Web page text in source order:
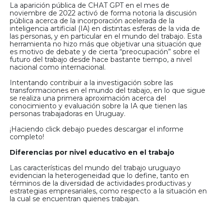
La aparición pública de CHAT GPT en el mes de
noviembre de 2022 activó de forma notoria la discusión
pública acerca de la incorporación acelerada de la
inteligencia artificial (IA) en distintas esferas de la vida de
las personas, y en particular en el mundo del trabajo. Esta
herramienta no hizo más que objetivar una situación que
es motivo de debate y de cierta “preocupación” sobre el
futuro del trabajo desde hace bastante tiempo, a nivel
nacional como internacional.
Intentando contribuir a la investigación sobre las
transformaciones en el mundo del trabajo, en lo que sigue
se realiza una primera aproximación acerca del
conocimiento y evaluación sobre la IA que tienen las
personas trabajadoras en Uruguay.
¡Haciendo click debajo puedes descargar el informe
completo!
Diferencias por nivel educativo en el trabajo
Las características del mundo del trabajo uruguayo
evidencian la heterogeneidad que lo define, tanto en
términos de la diversidad de actividades productivas y
estrategias empresariales, como respecto a la situación en
la cual se encuentran quienes trabajan.